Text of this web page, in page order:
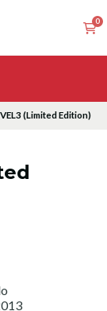
0
(Limited Edition)